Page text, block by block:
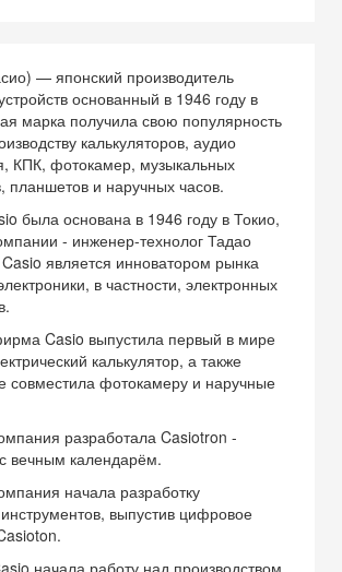
— японский производитель
основанный в 1946 году в
марка получила свою популярность
калькуляторов, аудио
КПК, фотокамер, музыкальных
планшетов и наручных часов.
была основана в 1946 году в Токио,
- инженер-технолог Тадао
является инноватором рынка
в частности, электронных
Casio выпустила первый в мире
калькулятор, а также
совместила фотокамеру и наручные
разработала Casiotron -
вечным календарём.
начала разработку
выпустив цифровое
начала работу над производством